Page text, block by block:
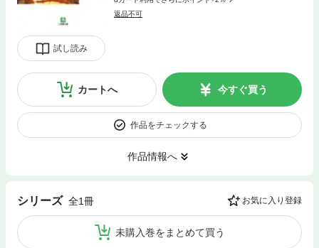
試し読み
返品不可
カートへ 今すぐ買う
作品をチェックする
作品情報へ
シリーズ 全1冊 お気に入り登録
未購入巻をまとめて買う